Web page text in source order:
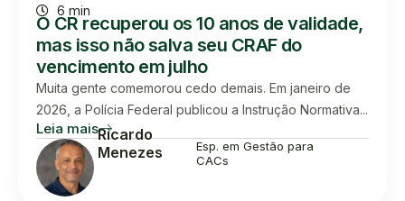
6 min
O CR recuperou os 10 anos de validade,
mas isso não salva seu CRAF do
vencimento em julho
Muita gente comemorou cedo demais. Em janeiro de
2026, a Polícia Federal publicou a Instrução Normativa...
Leia maisRicardo
Menezes
Esp. em Gestão para
CACs